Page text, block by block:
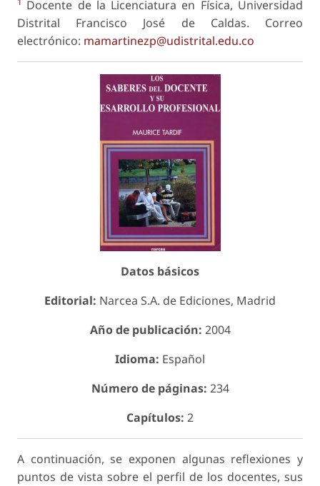
Docente de la Licenciatura en Física, Universidad
Distrital Francisco José de Caldas. Correo
electrónico: mamartinezp@udistrital.edu.co
Datos básicos
Editorial: Narcea S.A. de Ediciones, Madrid
Año de publicación: 2004
Idioma: Español
Número de páginas: 234
Capítulos: 2
A continuación, se exponen algunas reflexiones y
puntos de vista sobre el perfil de los docentes, sus